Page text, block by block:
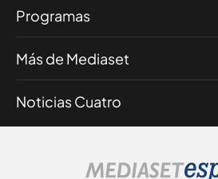
Programas
Más de Mediaset
Noticias Cuatro